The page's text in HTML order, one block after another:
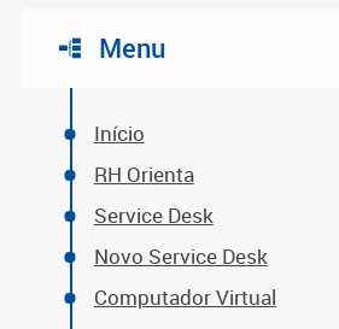
Menu
Início
RH Orienta
Service Desk
Novo Service Desk
Computador Virtual